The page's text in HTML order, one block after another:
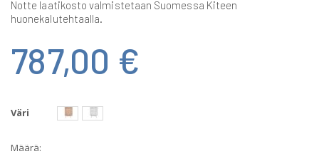
Notte laatikosto valmistetaan Suomessa Kiteen
huonekalutehtaalla.
787,00 €
Väri
Määrä: